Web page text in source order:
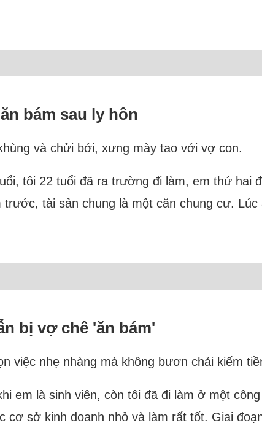
bám sau ly hôn
và chửi bới, xưng mày tao với vợ con.
tôi 22 tuổi đã ra trường đi làm, em thứ hai
tài sản chung là một căn chung cư.
bị vợ chê 'ăn bám'
việc nhẹ nhàng mà không bươn chải kiếm
em là sinh viên, còn tôi đã đi làm ở một
cơ sở kinh doanh nhỏ và làm rất tốt. Giai